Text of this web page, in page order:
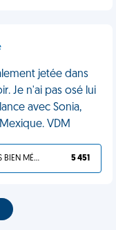
jetée dans
Je n'ai pas osé lui
avec Sonia,
VDM
TU L'AS BIEN MÉRITÉ 5 451